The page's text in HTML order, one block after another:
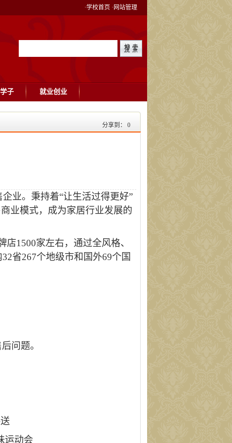
·学校首页 ·网站管理
子 就业创业
分享到： 0
业。秉持着“让生活过得更好”
业模式，成为家居行业发展的
店1500家左右，通过全风格、
省267个地级市和国外69个国
问题。
运动会